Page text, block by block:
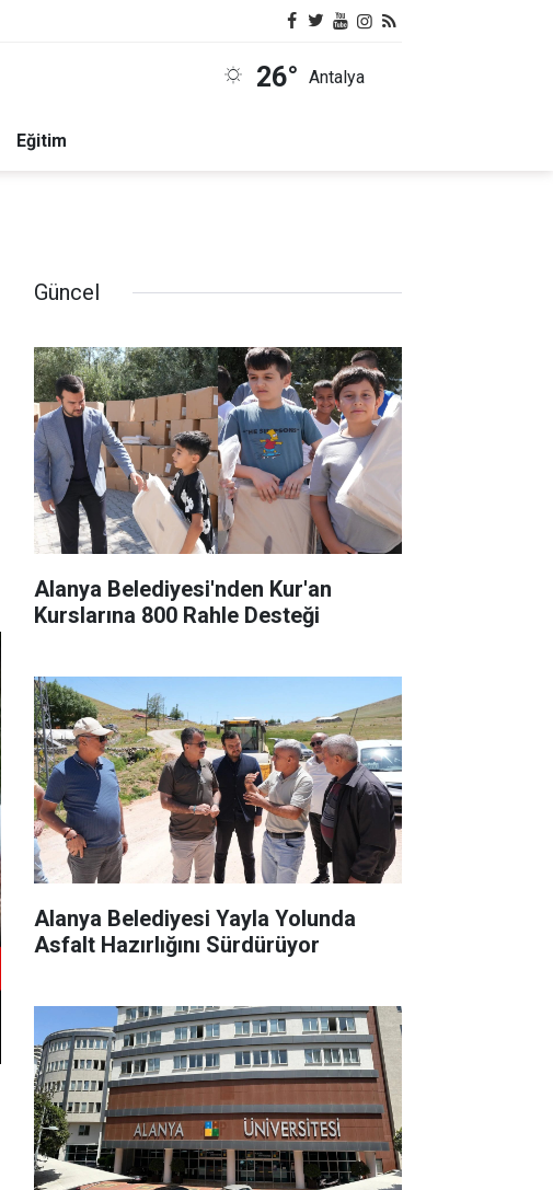
26° Antalya
Eğitim
Güncel
Alanya Belediyesi'nden Kur'an
Kurslarına 800 Rahle Desteği
Alanya Belediyesi Yayla Yolunda
Asfalt Hazırlığını Sürdürüyor